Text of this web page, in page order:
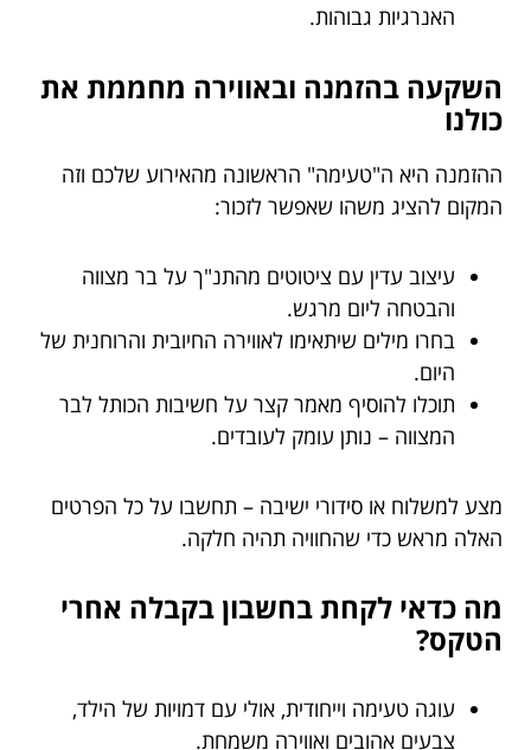
האנרגיות גבוהות.
השקעה בהזמנה ובאווירה מחממת את
כולנו
ההזמנה היא ה"טעימה" הראשונה מהאירוע שלכם וזה
המקום להציג משהו שאפשר לזכור:
עיצוב עדין עם ציטוטים מהתנ"ך על בר מצווה
והבטחה ליום מרגש.
בחרו מילים שיתאימו לאווירה החיובית והרוחנית של
היום.
תוכלו להוסיף מאמר קצר על חשיבות הכותל לבר
המצווה – נותן עומק לעובדים.
מצע למשלוח או סידורי ישיבה – תחשבו על כל הפרטים
האלה מראש כדי שהחוויה תהיה חלקה.
מה כדאי לקחת בחשבון בקבלה אחרי
הטקס?
עוגה טעימה וייחודית, אולי עם דמויות של הילד,
צבעים אהובים ואווירה משמחת.